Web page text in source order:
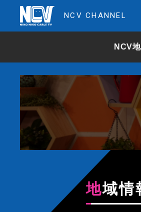
NCV CHANNEL
NCV
地域